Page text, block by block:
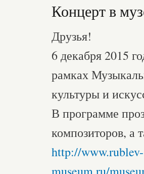
Концерт в
Друзья!
6 декабря 2015
рамках
культуры и
В программе
композиторов, а
http://www.rublev-